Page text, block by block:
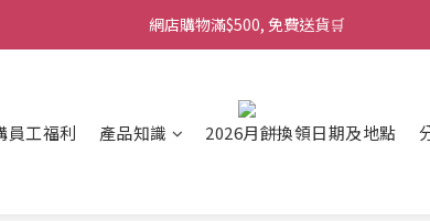
網店購物滿$500, 免費送貨🛒
員工福利 產品知識 2026月餅換領日期及地點